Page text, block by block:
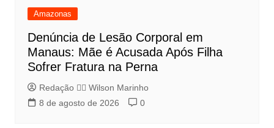
Amazonas
Denúncia de Lesão Corporal em
Manaus: Mãe é Acusada Após Filha
Sofrer Fratura na Perna
Redação 👨‍⚖️​ Wilson Marinho
8 de agosto de 2026
0